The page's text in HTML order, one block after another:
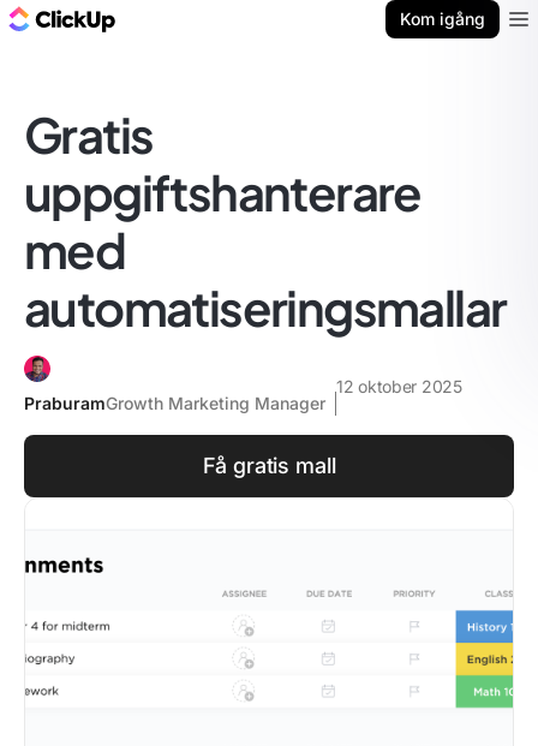
Kom igång
Gratis
uppgiftshanterare
med
automatiseringsmallar
PraburamGrowth Marketing Manager
12 oktober 2025
Få gratis mall